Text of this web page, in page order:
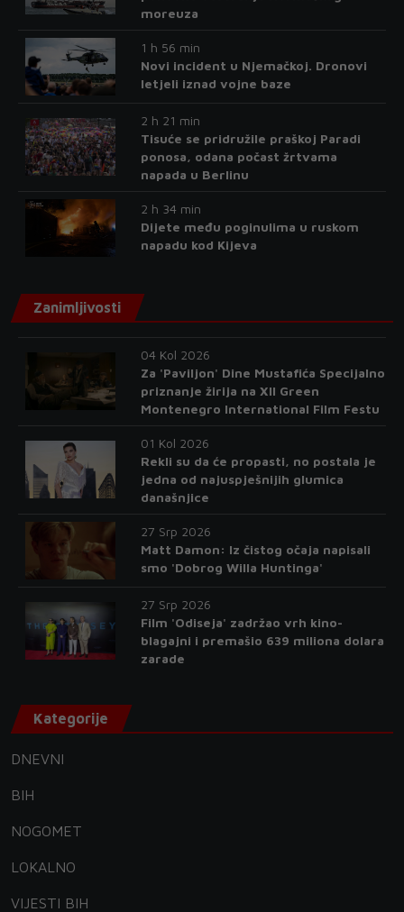
moreuza
1 h 56 min
Novi incident u Njemačkoj. Dronovi
letjeli iznad vojne baze
2 h 21 min
Tisuće se pridružile praškoj Paradi
ponosa, odana počast žrtvama
napada u Berlinu
2 h 34 min
Dijete među poginulima u ruskom
napadu kod Kijeva
Zanimljivosti
04 Kol 2026
Za 'Paviljon' Dine Mustafića Specijalno
priznanje žirija na XII Green
Montenegro International Film Festu
01 Kol 2026
Rekli su da će propasti, no postala je
jedna od najuspješnijih glumica
današnjice
27 Srp 2026
Matt Damon: Iz čistog očaja napisali
smo 'Dobrog Willa Huntinga'
27 Srp 2026
Film 'Odiseja' zadržao vrh kino-
blagajni i premašio 639 miliona dolara
zarade
Kategorije
DNEVNI
BIH
NOGOMET
LOKALNO
VIJESTI BIH